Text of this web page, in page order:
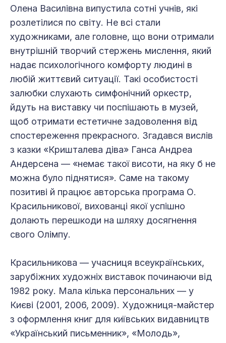
Олена Василівна випустила сотні учнів, які
розлетілися по світу. Не всі стали
художниками, але головне, що вони отримали
внутрішній творчий стержень мислення, який
надає психологічного комфорту людині в
любій життєвий ситуації. Такі особистості
залюбки слухають симфонічний оркестр,
йдуть на виставку чи поспішають в музей,
щоб отримати естетичне задоволення від
спостереження прекрасного. Згадався вислів
з казки «Кришталева діва» Ганса Андреа
Андерсена — «немає такої висоти, на яку б не
можна було піднятися». Саме на такому
позитиві й працює авторська програма О.
Красильникової, вихованці якої успішно
долають перешкоди на шляху досягнення
свого Олімпу.
Красильникова — учасниця всеукраїнських,
зарубіжних художніх виставок починаючи від
1982 року. Мала кілька персональних — у
Києві (2001, 2006, 2009). Художниця-майстер
з оформлення книг для київських видавництв
«Український письменник», «Молодь»,